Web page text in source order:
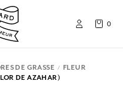
0
DE GRASSE
FLEUR
DE AZAHAR)